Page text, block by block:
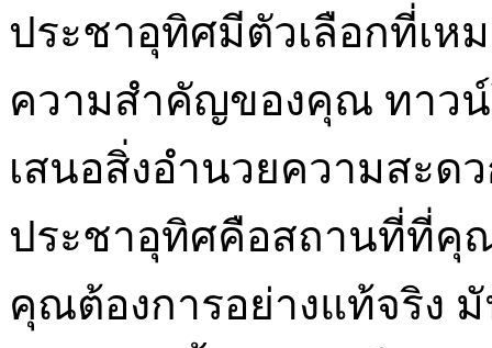
ประชาอุทิศมีตัวเลือกที่เห
ความสำคัญของคุณ ทาว
เสนอสิ่งอำนวยความสะ
ประชาอุทิศคือสถานที่ที่คุ
คุณต้องการอย่างแท้จริง